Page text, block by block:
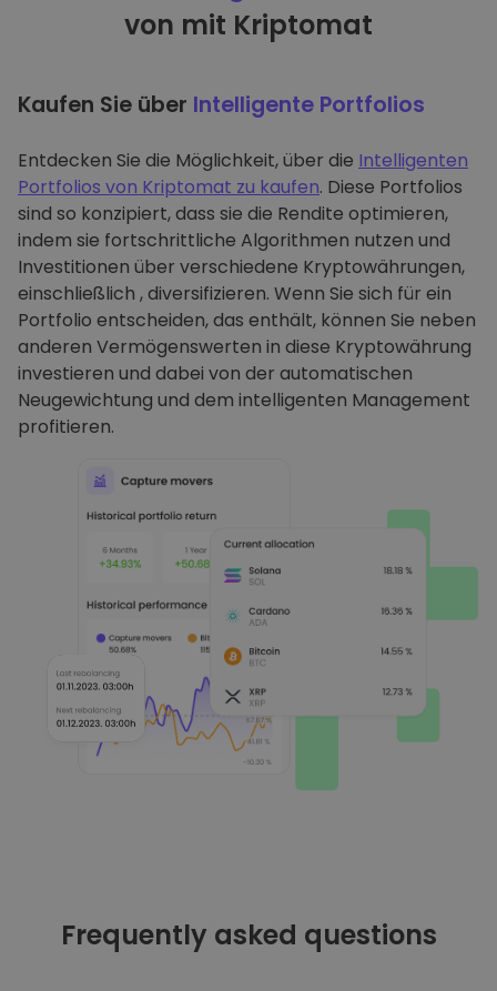
von mit Kriptomat
Kaufen Sie über Intelligente Portfolios
Entdecken Sie die Möglichkeit, über die Intelligenten
Portfolios von Kriptomat zu kaufen. Diese Portfolios
sind so konzipiert, dass sie die Rendite optimieren,
indem sie fortschrittliche Algorithmen nutzen und
Investitionen über verschiedene Kryptowährungen,
einschließlich , diversifizieren. Wenn Sie sich für ein
Portfolio entscheiden, das enthält, können Sie neben
anderen Vermögenswerten in diese Kryptowährung
investieren und dabei von der automatischen
Neugewichtung und dem intelligenten Management
profitieren.
Frequently asked questions